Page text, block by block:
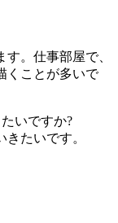
す。仕事部屋で、
くことが多いで
いですか?
たいです。